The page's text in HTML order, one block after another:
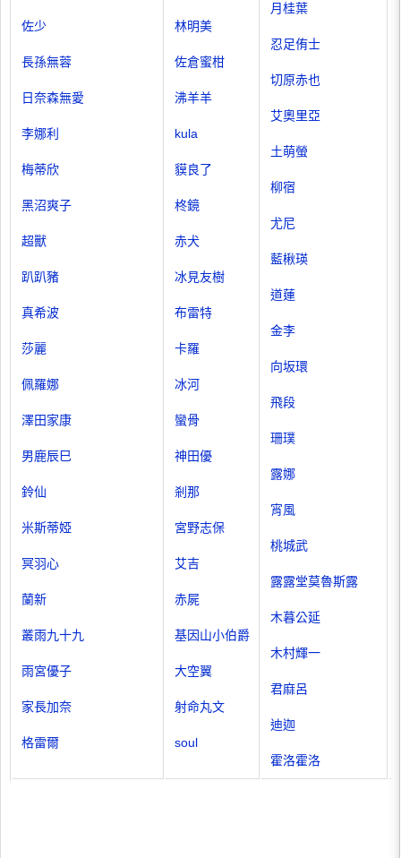
佐少
長孫無蓉
日奈森無愛
李娜利
梅蒂欣
黑沼爽子
超獸
趴趴豬
真希波
莎麗
佩羅娜
澤田家康
男鹿辰巳
鈴仙
米斯蒂婭
冥羽心
蘭新
叢雨九十九
雨宮優子
家長加奈
格雷爾
林明美
佐倉蜜柑
沸羊羊
kula
貘良了
柊鏡
赤犬
冰見友樹
布雷特
卡羅
冰河
蠻骨
神田優
剎那
宮野志保
艾吉
赤屍
基因山小伯爵
大空翼
射命丸文
soul
月桂葉
忍足侑士
切原赤也
艾奧里亞
土萌螢
柳宿
尤尼
藍楸瑛
道蓮
金李
向坂環
飛段
珊璞
露娜
宵風
桃城武
露露堂莫魯斯露
木暮公延
木村輝一
君麻呂
迪迦
霍洛霍洛